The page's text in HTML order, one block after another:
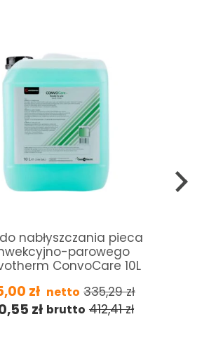
do nabłyszczania pieca
parowego
ConvoCare 10L
zł netto 335,29zł
zł brutto 412,41zł